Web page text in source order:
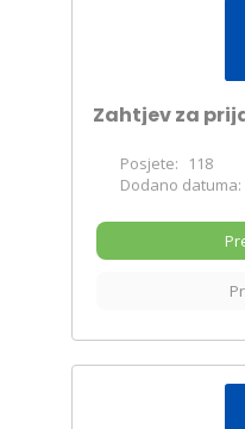
Zahtjev za
Posjete:
118
Dodano datuma: